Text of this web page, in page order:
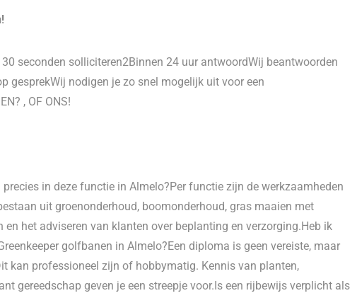
seconden solliciteren2Binnen 24 uur antwoordWij beantwoorden
gesprekWij nodigen je zo snel mogelijk uit voor een
, OF ONS!
in deze functie in Almelo?Per functie zijn de werkzaamheden
uit groenonderhoud, boomonderhoud, gras maaien met
het adviseren van klanten over beplanting en verzorging.Heb ik
golfbanen in Almelo?Een diploma is geen vereiste, maar
kan professioneel zijn of hobbymatig. Kennis van planten,
gereedschap geven je een streepje voor.Is een rijbewijs verplicht als